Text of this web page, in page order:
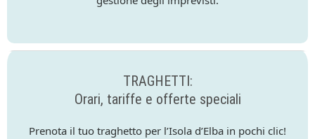
TRAGHETTI:
Orari, tariffe e offerte speciali
Prenota il tuo traghetto per l’Isola d’Elba in pochi clic!